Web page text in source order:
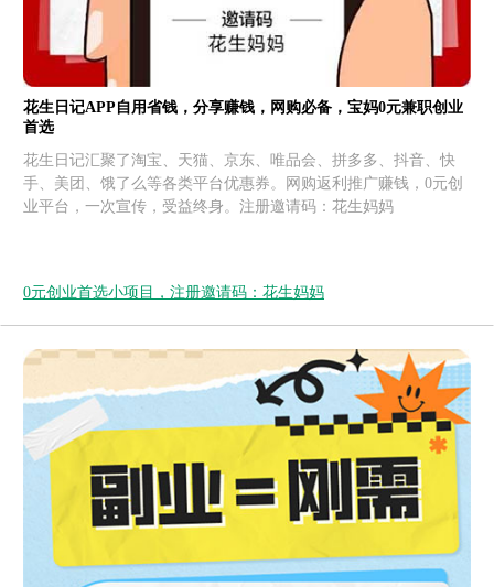
花生日记APP自用省钱，分享赚钱，网购必备，宝妈0元兼职创业
首选
花生日记汇聚了淘宝、天猫、京东、唯品会、拼多多、抖音、快
手、美团、饿了么等各类平台优惠券。网购返利推广赚钱，0元创
业平台，一次宣传，受益终身。注册邀请码：花生妈妈
0元创业首选小项目，注册邀请码：花生妈妈